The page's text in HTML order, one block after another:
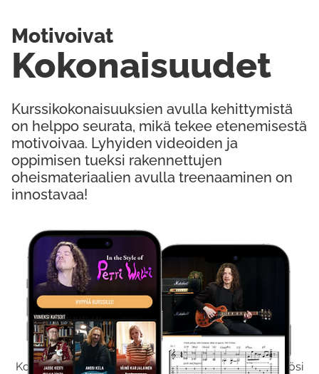
Kokeile Ilmaiseksi
Kokeilemalla ilmaiseksi saat koko sisältömme käyttöösi
Kurssikokonaisuuksien avulla kehittymistä
on helppo seurata, mikä tekee etenemisestä
motivoivaa. Lyhyiden videoiden ja
oppimisen tueksi rakennettujen
oheismateriaalien avulla treenaaminen on
innostavaa!
Kokonaisuudet
Motivoivat